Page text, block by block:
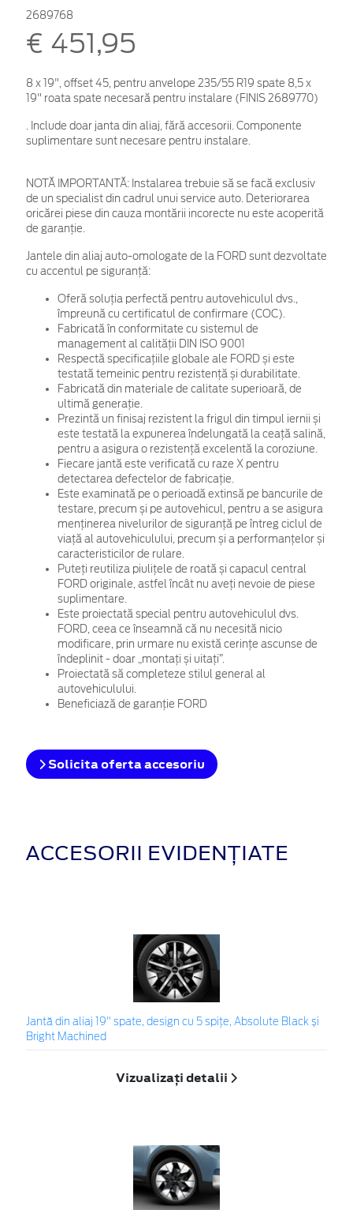
2689768
€ 451,95
8 x 19", offset 45, pentru anvelope 235/55 R19 spate 8,5 x
19" roata spate necesară pentru instalare (FINIS 2689770)
. Include doar janta din aliaj, fără accesorii. Componente
suplimentare sunt necesare pentru instalare.
NOTĂ IMPORTANTĂ: Instalarea trebuie să se facă exclusiv
de un specialist din cadrul unui service auto. Deteriorarea
oricărei piese din cauza montării incorecte nu este acoperită
de garanţie.
Jantele din aliaj auto-omologate de la FORD sunt dezvoltate
cu accentul pe siguranță:
Oferă soluția perfectă pentru autovehiculul dvs.,
împreună cu certificatul de confirmare (COC).
Fabricată în conformitate cu sistemul de
management al calității DIN ISO 9001
Respectă specificațiile globale ale FORD și este
testată temeinic pentru rezistență și durabilitate.
Fabricată din materiale de calitate superioară, de
ultimă generație.
Prezintă un finisaj rezistent la frigul din timpul iernii și
este testată la expunerea îndelungată la ceață salină,
pentru a asigura o rezistență excelentă la coroziune.
Fiecare jantă este verificată cu raze X pentru
detectarea defectelor de fabricație.
Este examinată pe o perioadă extinsă pe bancurile de
testare, precum și pe autovehicul, pentru a se asigura
menținerea nivelurilor de siguranță pe întreg ciclul de
viață al autovehiculului, precum și a performanțelor și
caracteristicilor de rulare.
Puteți reutiliza piulițele de roată și capacul central
FORD originale, astfel încât nu aveți nevoie de piese
suplimentare.
Este proiectată special pentru autovehiculul dvs.
FORD, ceea ce înseamnă că nu necesită nicio
modificare, prin urmare nu există cerințe ascunse de
îndeplinit - doar „montați și uitați”.
Proiectată să completeze stilul general al
autovehiculului.
Beneficiază de garanție FORD
Solicita oferta accesoriu
ACCESORII EVIDENȚIATE
Jantă din aliaj 19" spate, design cu 5 spițe, Absolute Black și
Bright Machined
Vizualizați detalii